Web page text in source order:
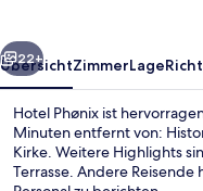
Weiter
22+
ÜbersichtZimmerLage
Hotel Phønix ist
Minuten entfernt von:
Kirke. Weitere Highlights
Terrasse. Andere